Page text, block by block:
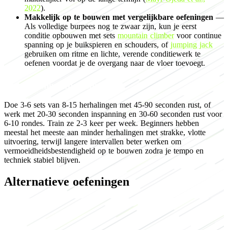
2022).
Makkelijk op te bouwen met vergelijkbare oefeningen —
Als volledige burpees nog te zwaar zijn, kun je eerst
conditie opbouwen met sets mountain climbervoor continue
spanning op je buikspieren en schouders, of jumping jack
gebruiken om ritme en lichte, verende conditiewerk te
oefenen voordat je de overgang naar de vloer toevoegt.
Doe 3-6 sets van 8-15 herhalingen met 45-90 seconden rust, of
werk met 20-30 seconden inspanning en 30-60 seconden rust voor
6-10 rondes. Train ze 2-3 keer per week. Beginners hebben
meestal het meeste aan minder herhalingen met strakke, vlotte
uitvoering, terwijl langere intervallen beter werken om
vermoeidheidsbestendigheid op te bouwen zodra je tempo en
techniek stabiel blijven.
Alternatieve oefeningen